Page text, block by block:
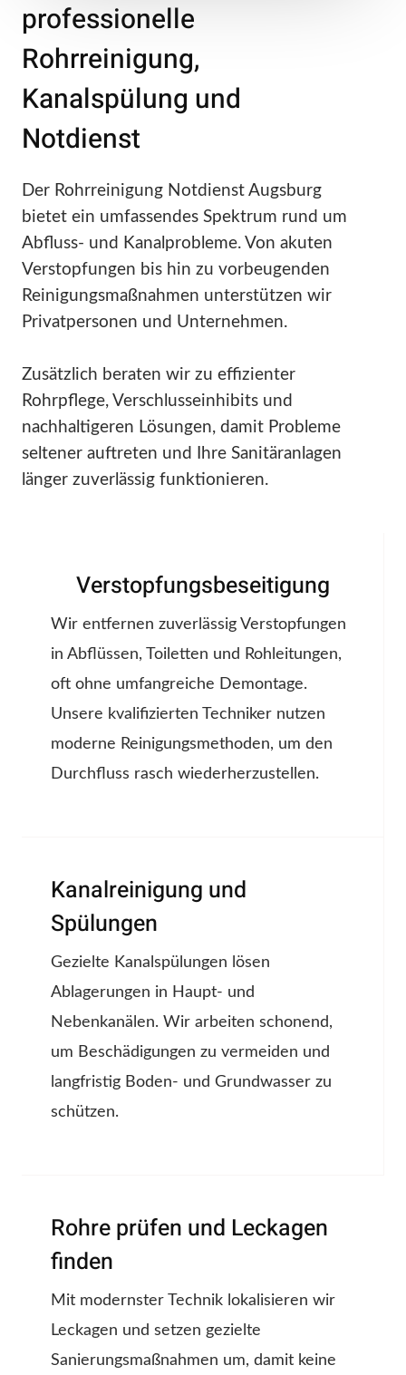
professionelle
Rohrreinigung,
Kanalspülung und
Notdienst
Der Rohrreinigung Notdienst Augsburg
bietet ein umfassendes Spektrum rund um
Abfluss- und Kanalprobleme. Von akuten
Verstopfungen bis hin zu vorbeugenden
Reinigungsmaßnahmen unterstützen wir
Privatpersonen und Unternehmen.
Zusätzlich beraten wir zu effizienter
Rohrpflege, Verschlusseinhibits und
nachhaltigeren Lösungen, damit Probleme
seltener auftreten und Ihre Sanitäranlagen
länger zuverlässig funktionieren.
Verstopfungsbeseitigung
Wir entfernen zuverlässig Verstopfungen
in Abflüssen, Toiletten und Rohleitungen,
oft ohne umfangreiche Demontage.
Unsere kvalifizierten Techniker nutzen
moderne Reinigungsmethoden, um den
Durchfluss rasch wiederherzustellen.
Kanalreinigung und
Spülungen
Gezielte Kanalspülungen lösen
Ablagerungen in Haupt- und
Nebenkanälen. Wir arbeiten schonend,
um Beschädigungen zu vermeiden und
langfristig Boden- und Grundwasser zu
schützen.
Rohre prüfen und Leckagen
finden
Mit modernster Technik lokalisieren wir
Leckagen und setzen gezielte
Sanierungsmaßnahmen um, damit keine